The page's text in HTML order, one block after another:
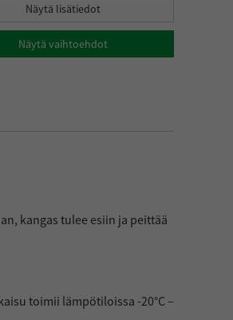
Näytä lisätiedot
Näytä vaihtoehdot
kangas tulee esiin ja peittää
toimii lämpötiloissa -20°C –